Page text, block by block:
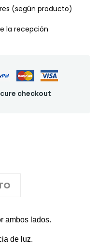
(según producto)
la recepción
checkout
ambos lados.
de luz.